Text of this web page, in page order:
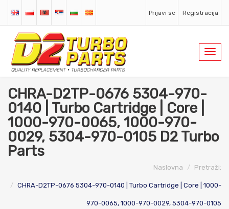
Prijavi se Registracija
CHRA-D2TP-0676 5304-970-
0140 | Turbo Cartridge | Core |
1000-970-0065, 1000-970-
0029, 5304-970-0105 D2 Turbo
Parts
Naslovna Pretraži:
CHRA-D2TP-0676 5304-970-0140 | Turbo Cartridge | Core | 1000-
970-0065, 1000-970-0029, 5304-970-0105